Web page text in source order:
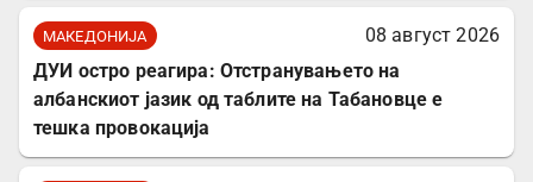
МАКЕДОНИЈА
08 август 2026
ДУИ остро реагира: Отстранувањето на
албанскиот јазик од таблите на Табановце е
тешка провокација